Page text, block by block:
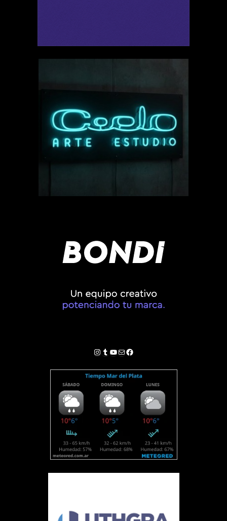
Instagram
Tumblr
YouTube
Correo electrónico
Facebook